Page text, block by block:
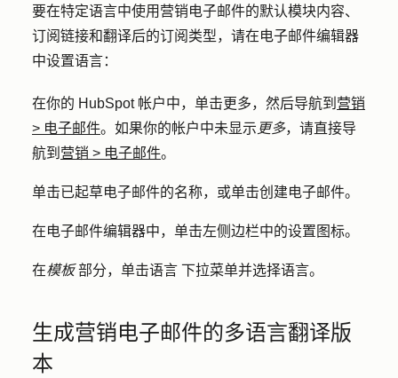
要在特定语言中使用营销电子邮件的默认模块内容、
订阅链接和翻译后的订阅类型，请在电子邮件编辑器
中设置语言：
在你的 HubSpot 帐户中，单击更多，然后导航到 营销
> 电子邮件。如果你的帐户中未显示更多，请直接导
航到 营销 > 电子邮件。
单击已起草电子邮件的名称，或单击创建电子邮件。
在电子邮件编辑器中，单击左侧边栏中的设置图标。
在模板部分，单击语言 下拉菜单并选择语言。
生成营销电子邮件的多语言翻译版
本